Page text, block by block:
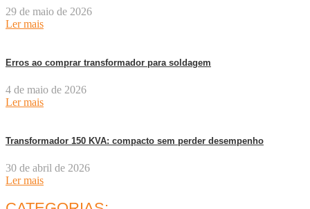
29 de maio de 2026
Ler mais
Erros ao comprar transformador para soldagem
4 de maio de 2026
Ler mais
Transformador 150 KVA: compacto sem perder desempenho
30 de abril de 2026
Ler mais